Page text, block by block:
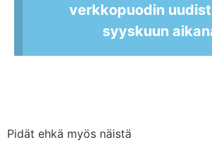
verkkopuodin
syyskuun
Pidät ehkä myös näistä